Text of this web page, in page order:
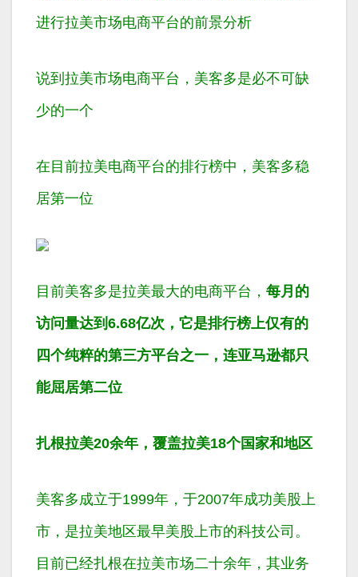
进行拉美市场电商平台的前景分析
说到拉美市场电商平台，美客多是必不可缺
少的一个
在目前拉美电商平台的排行榜中，美客多稳
居第一位
目前美客多是拉美最大的电商平台， 每月的
访问量达到6.68亿次，它是排行榜上仅有的
四个纯粹的第三方平台之一，连亚马逊都只
能屈居第二位
扎根拉美20余年，覆盖拉美18个国家和地区
美客多成立于1999年，于2007年成功美股上
市，是拉美地区最早美股上市的科技公司。
目前已经扎根在拉美市场二十余年，其业务